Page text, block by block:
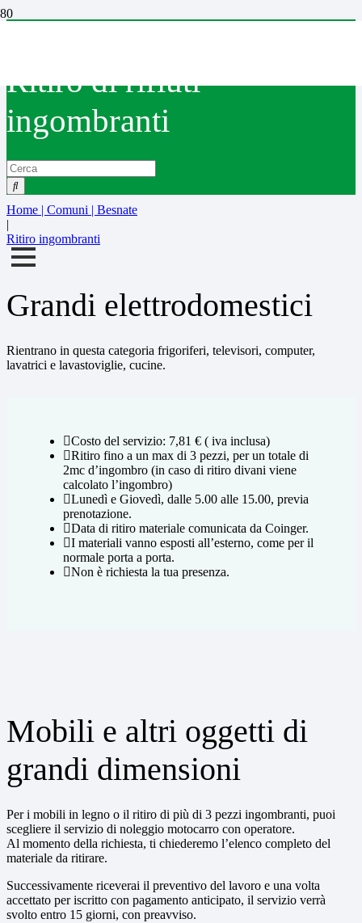
Ritiro di rifiuti
ingombranti
Home | Comuni | Besnate
|
Ritiro ingombranti
Grandi elettrodomestici
Rientrano in questa categoria frigoriferi, televisori, computer,
lavatrici e lavastoviglie, cucine.
Costo del servizio: 7,81 € ( iva inclusa)
Ritiro fino a un max di 3 pezzi, per un totale di
2mc d’ingombro (in caso di ritiro divani viene
calcolato l’ingombro)
Lunedì e Giovedì, dalle 5.00 alle 15.00, previa
prenotazione.
Data di ritiro materiale comunicata da Coinger.
I materiali vanno esposti all’esterno, come per il
normale porta a porta.
Non è richiesta la tua presenza.
Mobili e altri oggetti di
grandi dimensioni
Per i mobili in legno o il ritiro di più di 3 pezzi ingombranti, puoi
scegliere il servizio di noleggio motocarro con operatore.
Al momento della richiesta, ti chiederemo l’elenco completo del
materiale da ritirare.
Successivamente riceverai il preventivo del lavoro e una volta
accettato per iscritto con pagamento anticipato, il servizio verrà
svolto entro 15 giorni, con preavviso.